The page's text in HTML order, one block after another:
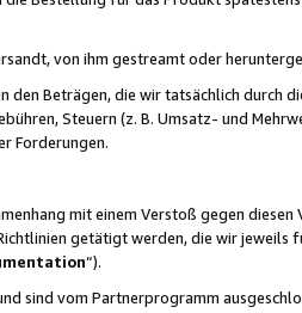
von ihm gestreamt oder
den Beträgen, die wir tatsächlich durch
Steuern (z. B. Umsatz- und
Forderungen.
mit einem Verstoß gegen
getätigt werden, die wir
“).
sind vom Partnerprogramm